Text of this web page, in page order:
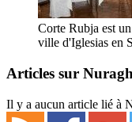
Corte Rubja est
ville d'Iglesias en
Articles sur
Il y a aucun article lié à